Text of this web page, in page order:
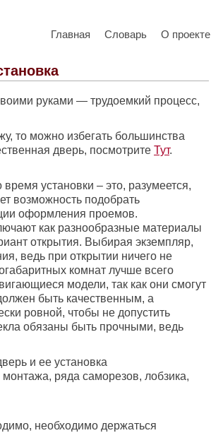
Главная Словарь О проекте
руками — трудоемкий процесс,
то можно избегать большинства
дверь, посмотрите Тут.
установки – это, разумеется,
возможность подобрать
оформления проемов.
как разнообразные материалы
открытия. Выбирая экземпляр,
ведь при открытии ничего не
комнат лучше всего
модели, так как они смогут
быть качественным, а
ровной, чтобы не допустить
обязаны быть прочными, ведь
ряда саморезов, лобзика,
необходимо держаться